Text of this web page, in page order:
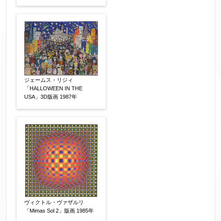
メールアドレス 【必須】
※送信完了後こちらのメールアドレス宛に自動で
送信確認メールをお送りします。もし送信確認メ
ールが受信されない場合は、送信が完了していな
いか、アドレス間違え、迷惑メールフィルター等
により弊社からのお返事も受信できない場合がご
ざいますので、お電話(
合わせください。
電話番号 【必須】
※携帯電話などご連絡が取りやすいお電話番号を
お願い致します。
ジェームス・リジィ
「HALLOWEEN IN THE
USA」3D版画 1987年
ヴィクトル・ヴァザルリ
「Mimas Sol 2」版画 1985年